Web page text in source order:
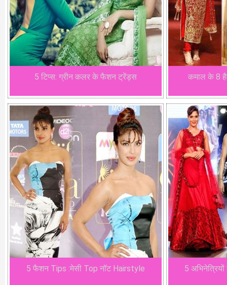
5 टिप्स: ग्रीन कलर के फैशन ट्रेंड्स कमाल के 8
5 फैशन Tips :मेसी Top नॉट Hairstyle 5